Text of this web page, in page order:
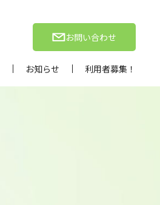
お問い合わせ
お知らせ 利用者募集！